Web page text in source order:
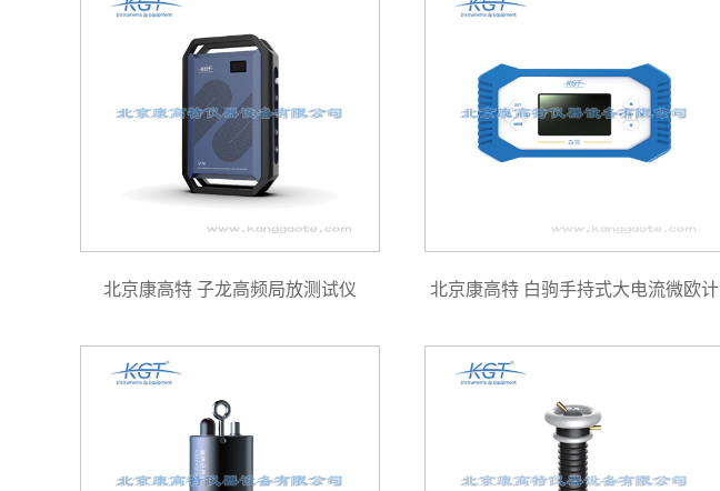
北京康高特 子龙高频局放测试仪 北京康高特 白驹手持式大电流微欧计